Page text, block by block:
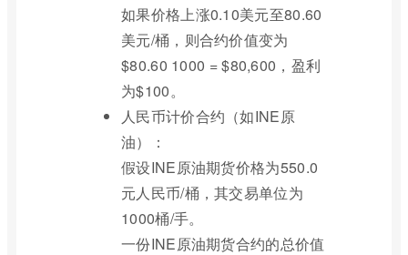
如果价格上涨0.10美元至80.60
美元/桶，则合约价值变为
$80.60 1000 = $80,600，盈利
为$100。
人民币计价合约（如INE原
油）：
假设INE原油期货价格为550.0
元人民币/桶，其交易单位为
1000桶/手。
一份INE原油期货合约的总价值